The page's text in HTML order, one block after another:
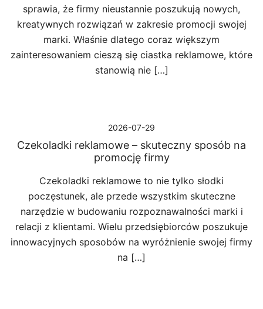
sprawia, że firmy nieustannie poszukują nowych,
kreatywnych rozwiązań w zakresie promocji swojej
marki. Właśnie dlatego coraz większym
zainteresowaniem cieszą się ciastka reklamowe, które
stanowią nie […]
2026-07-29
Czekoladki reklamowe – skuteczny sposób na
promocję firmy
Czekoladki reklamowe to nie tylko słodki
poczęstunek, ale przede wszystkim skuteczne
narzędzie w budowaniu rozpoznawalności marki i
relacji z klientami. Wielu przedsiębiorców poszukuje
innowacyjnych sposobów na wyróżnienie swojej firmy
na […]